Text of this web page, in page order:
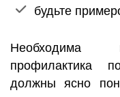
будьте
Необходима
профилактика
должны ясно